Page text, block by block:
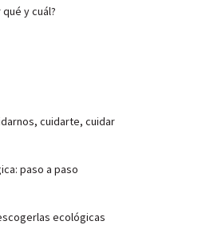
y cuál?
cuidarte, cuidar
paso a paso
ecológicas